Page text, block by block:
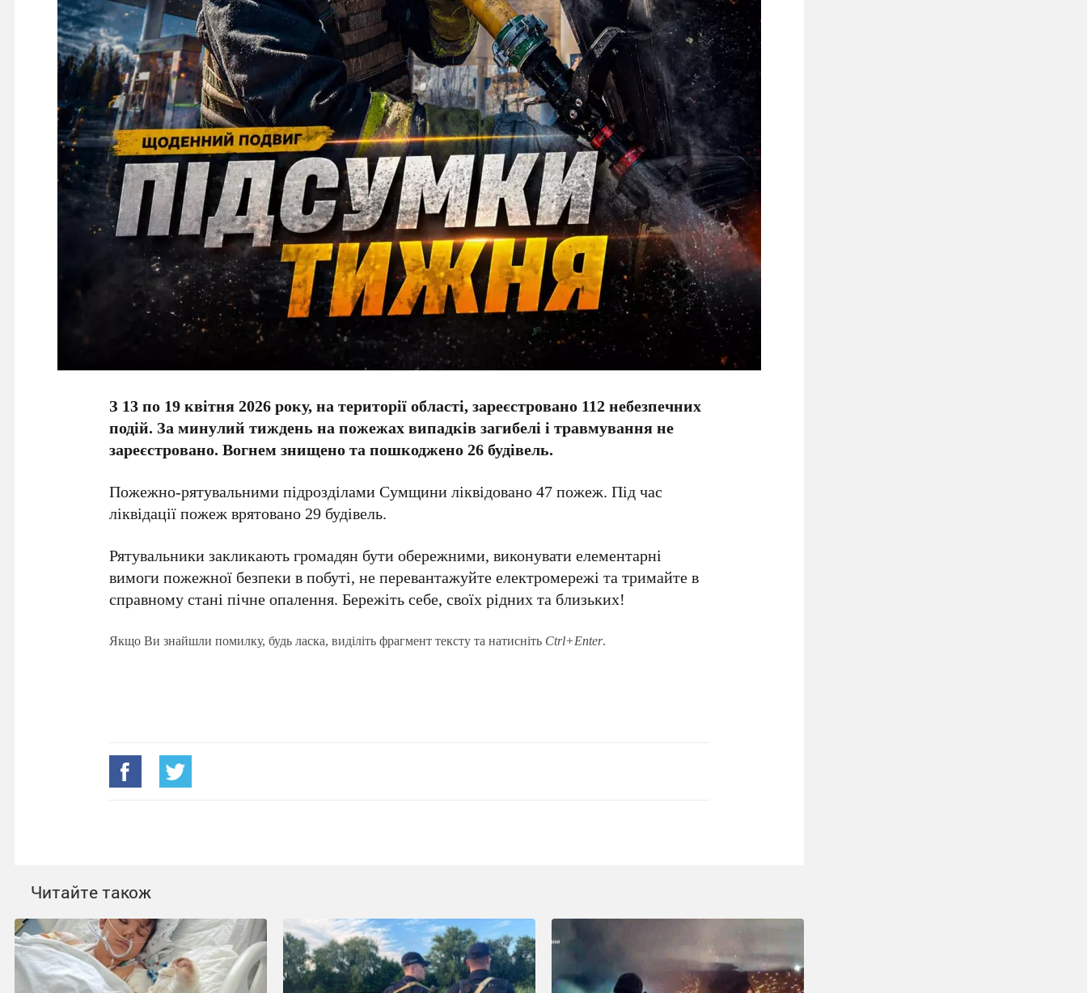
З 13 по 19 квітня 2026 року, на території області, зареєстровано 112 небезпечних
подій. За минулий тиждень на пожежах випадків загибелі і травмування не
зареєстровано. Вогнем знищено та пошкоджено 26 будівель.
Пожежно-рятувальними підрозділами Сумщини ліквідовано 47 пожеж. Під час
ліквідації пожеж врятовано 29 будівель.
Рятувальники закликають громадян бути обережними, виконувати елементарні
вимоги пожежної безпеки в побуті, не перевантажуйте електромережі та тримайте в
справному стані пічне опалення. Бережіть себе, своїх рідних та близьких!
Якщо Ви знайшли помилку, будь ласка, виділіть фрагмент тексту та натисніть Ctrl+Enter.
Читайте також